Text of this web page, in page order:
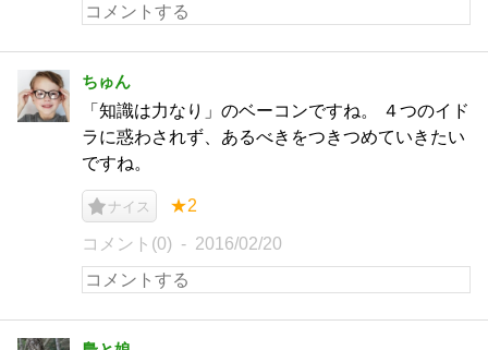
ちゅん
「知識は力なり」のベーコンですね。 ４つのイド
ラに惑わされず、あるべきをつきつめていきたい
ですね。
ナイス ★2
コメント(0) 2016/02/20